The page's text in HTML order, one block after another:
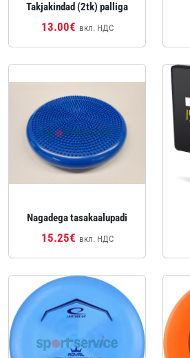
Takjakindad (2tk) palliga
13.00€ вкл. НДС
Nagadega tasakaalupadi
15.25€ вкл. НДС